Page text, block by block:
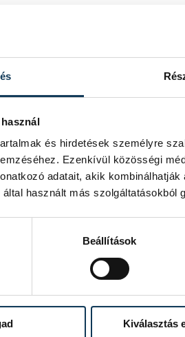
és hirdetések személyre
Ezenkívül közösségi
adatait, akik
használt más szolgáltatásokból
Beállítások
Kiválasztás
fa, amely egy villanyvezetéket is
több fa kidőlt, Csopakon pedig egy
borult. Balatonalmádiban egy
helyezték. Balatonkenesén is parkoló
- emelték ki.